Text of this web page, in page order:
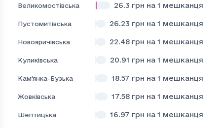
Великомостівська 26.3 грн на 1 мешканця
Пустомитівська 26.23 грн на 1 мешканця
Новояричівська 22.48 грн на 1 мешканця
Куликівська 20.91 грн на 1 мешканця
Кам'янка-Бузька 18.57 грн на 1 мешканця
Жовківська 17.58 грн на 1 мешканця
Шептицька 16.97 грн на 1 мешканця